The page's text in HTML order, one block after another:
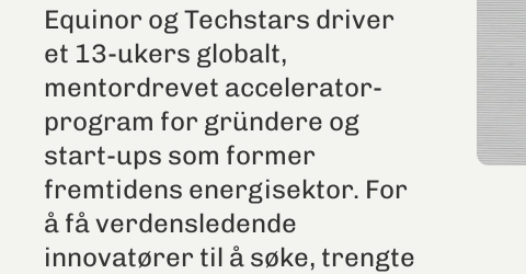
Equinor og Techstars driver
et 13-ukers globalt,
mentordrevet accelerator-
program for gründere og
start-ups som former
fremtidens energisektor. For
å få verdensledende
innovatører til å søke, trengte